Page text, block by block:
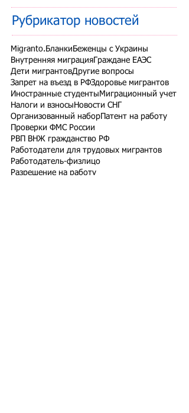
Рубрикатор новостей
Migranto.Бланки Беженцы с Украины
Внутренняя миграция Граждане ЕАЭС
Дети мигрантовДругие вопросы
Запрет на въезд в РФЗдоровье мигрантов
Иностранные студенты Миграционный учет
Налоги и взносы Новости СНГ
Организованный набор Патент на работу
Проверки ФМС России
РВП ВНЖ гражданство РФ
Работодатели для трудовых мигрантов
Работодатель-физлицо
Разрешение на работу